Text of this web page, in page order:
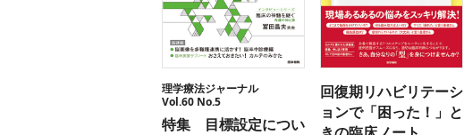
理学療法ジャーナル
Vol.60 No.5
特集 目標設定につい
回復期リハビリテーシ
ョンで「困った！」と